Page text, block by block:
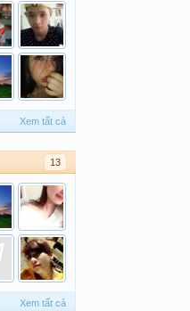
Xem tất cả
13
Xem tất cả